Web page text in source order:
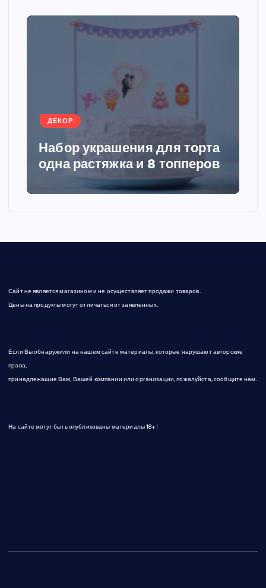
и
н
а
и
я
з
п
с
й
ДЕКОР
Набор украшения для торта
одна растяжка и 8 топперов
Сайт не является магазином и не осуществляет продажи товаров.
Цены на продукты могут отличаться от заявленных.
Если Вы обнаружили на нашем сайте материалы, которые нарушают авторские
права,
принадлежащие Вам, Вашей компании или организации, пожалуйста, сообщите нам.
На сайте могут быть опубликованы материалы 18+!